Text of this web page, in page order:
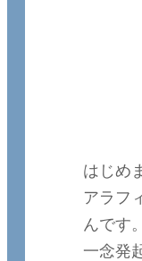
はじめ
アラフ
んです
一念発